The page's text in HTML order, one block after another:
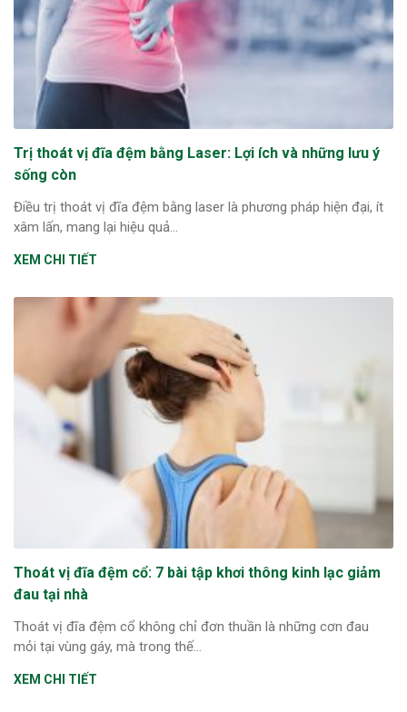
Sau Sinh Có Tự Khỏi
Thông Tin Cần Biết
sau sinh là tình trạng viêm da
phổ biến, khiến đôi bàn tay,
của chị em trở nên khô...
Trị thoát vị đĩa đệm bằng Laser: Lợi ích và những lưu ý
sống còn
Điều trị thoát vị đĩa đệm bằng laser là phương pháp hiện đại, ít
xâm lấn, mang lại hiệu quả...
XEM CHI TIẾT
Thoát vị đĩa đệm cổ: 7 bài tập khơi thông kinh lạc giảm
đau tại nhà
Thoát vị đĩa đệm cổ không chỉ đơn thuần là những cơn đau
mỏi tại vùng gáy, mà trong thế...
XEM CHI TIẾT